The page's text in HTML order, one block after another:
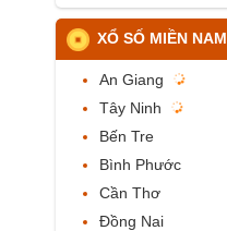
XỔ SỐ MIỀN NAM
An Giang
Tây Ninh
Bến Tre
Bình Phước
Cần Thơ
Đồng Nai